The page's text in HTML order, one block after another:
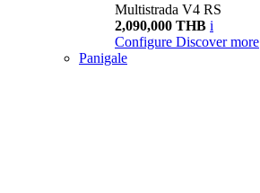
Multistrada V4 RS
2,090,000 THB i
Configure Discover more
Panigale